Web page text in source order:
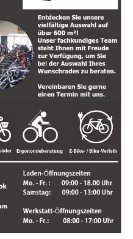
Es han­delt sich
zur Unter­stüt­zung
Ein Fahr­dienst kann
die Mit­ar­bei­te­rin­nen
oder
don­ners­tags in der Zeit
13:30 Uhr bis 16:30
von 9:00 bis 13:00